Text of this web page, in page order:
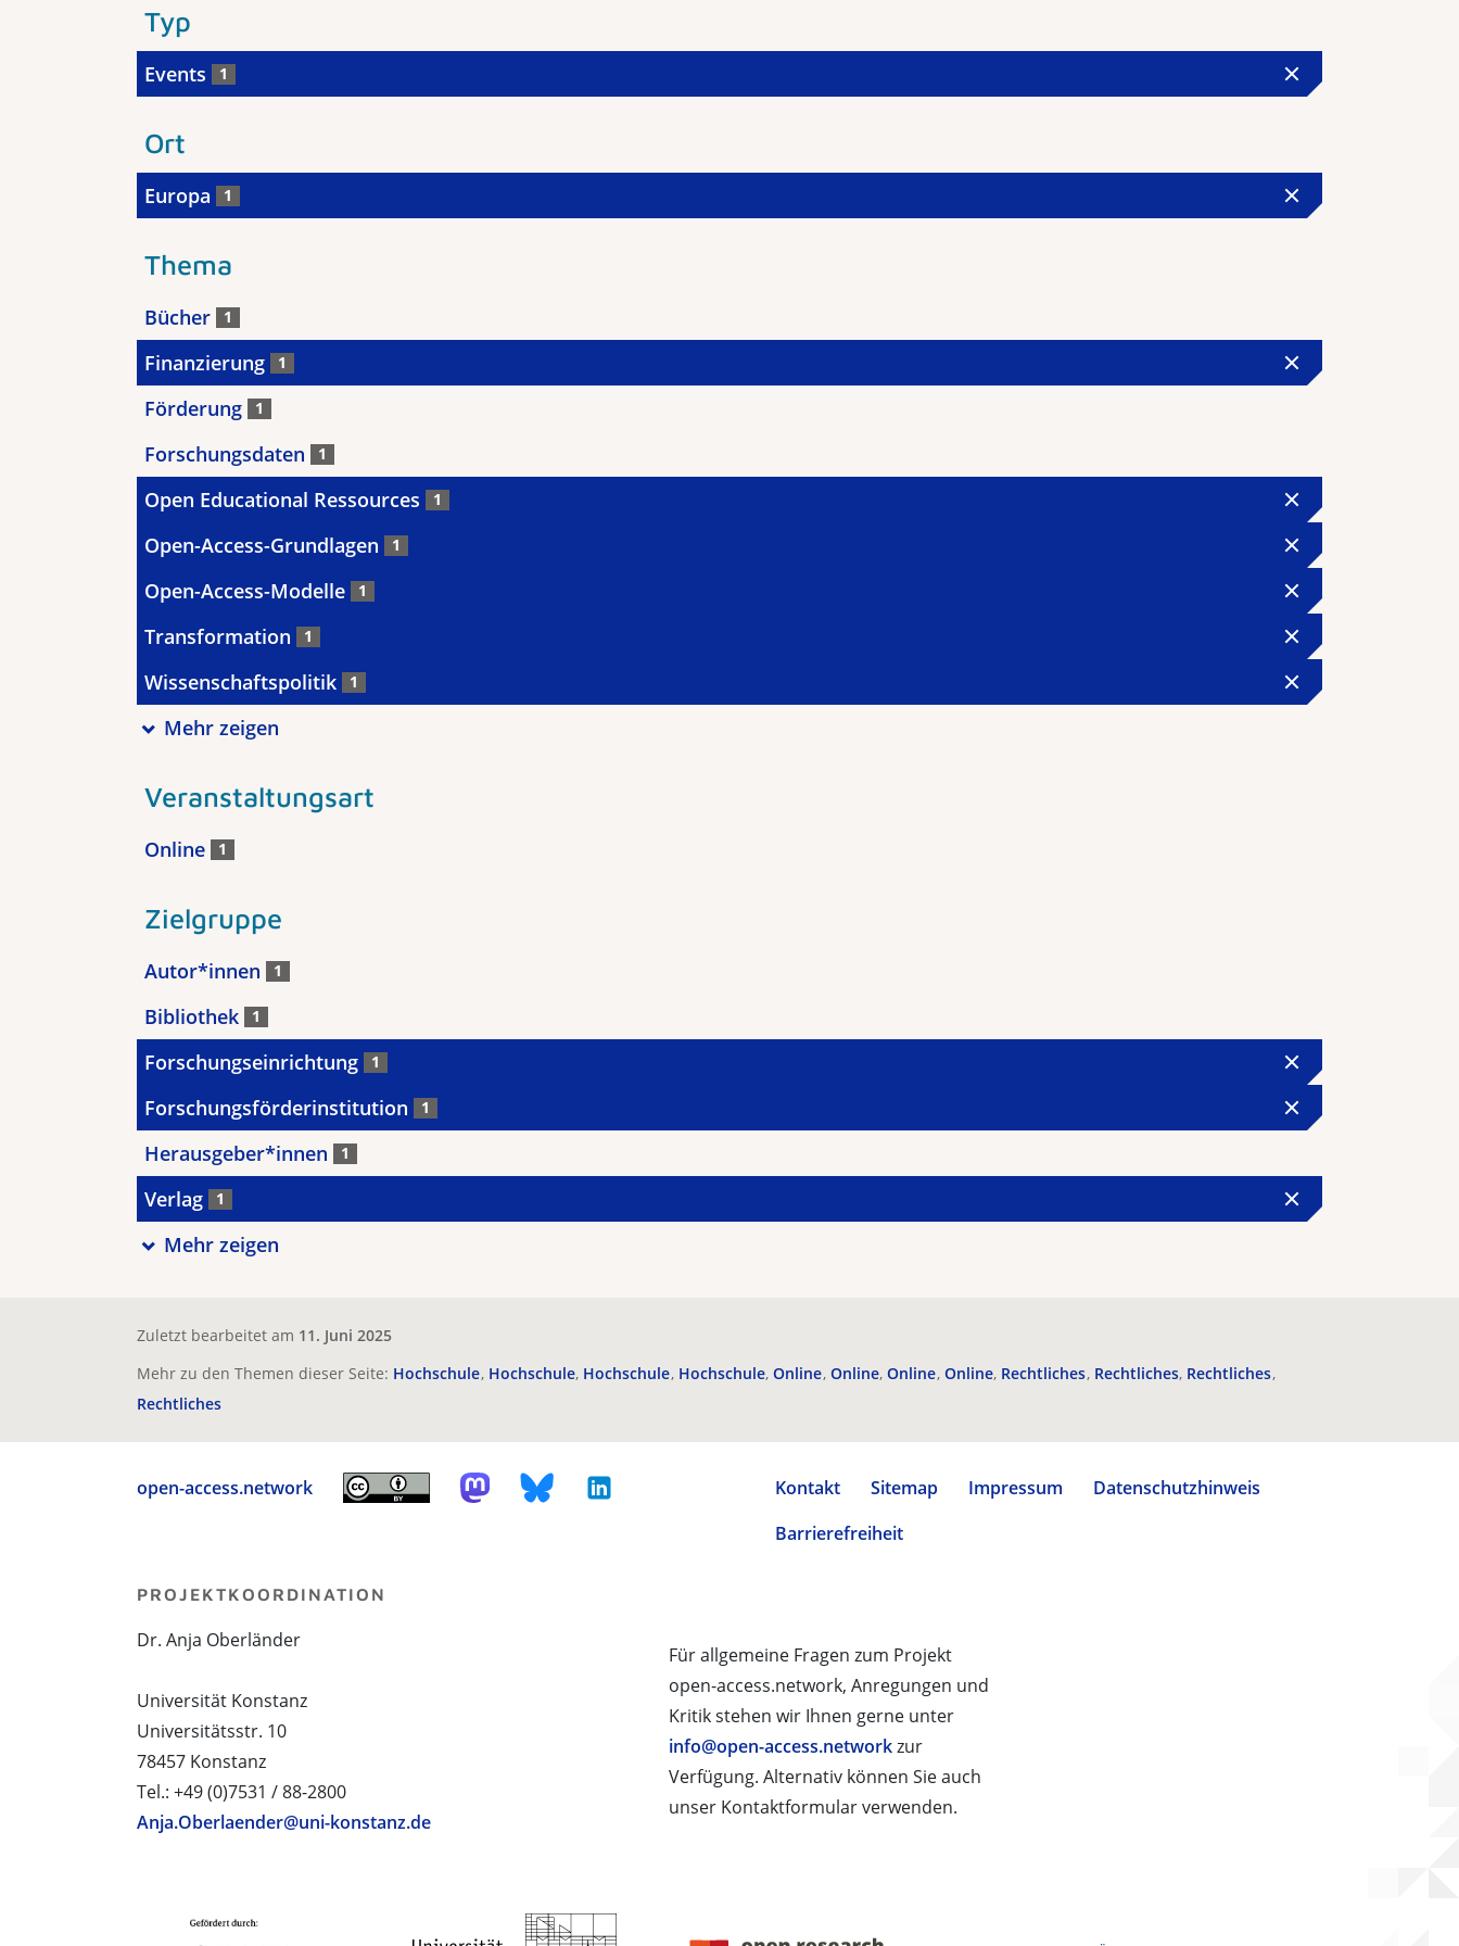
Typ
Events 1
Ort
Europa 1
Thema
Bücher 1
Finanzierung 1
Förderung 1
Forschungsdaten 1
Open Educational Ressources 1
Open-Access-Grundlagen 1
Open-Access-Modelle 1
Transformation 1
Wissenschaftspolitik 1
Mehr zeigen
Veranstaltungsart
Online 1
Zielgruppe
Autor*innen 1
Bibliothek 1
Forschungseinrichtung 1
Forschungsförderinstitution 1
Herausgeber*innen 1
Verlag 1
Mehr zeigen
Zuletzt bearbeitet am 11. Juni 2025
Mehr zu den Themen dieser Seite: Hochschule Hochschule Hochschule Hochschule Online Online Online Online Rechtliches Rechtliches Rechtliches
Rechtliches
open-access.network Kontakt Sitemap Impressum
Datenschutzhinweis
Barrierefreiheit
Für allgemeine Fragen zum Projekt
open-access.network, Anregungen und
Kritik stehen wir Ihnen gerne unter
info@open-access.networkzur
Verfügung. Alternativ können Sie auch
unser Kontaktformular verwenden.
PROJEKTKOORDINATION
Dr. Anja Oberländer
Universität Konstanz
Universitätsstr. 10
78457 Konstanz
Tel.: +49 (0)7531 / 88-2800
Anja.Oberlaender@uni-konstanz.de